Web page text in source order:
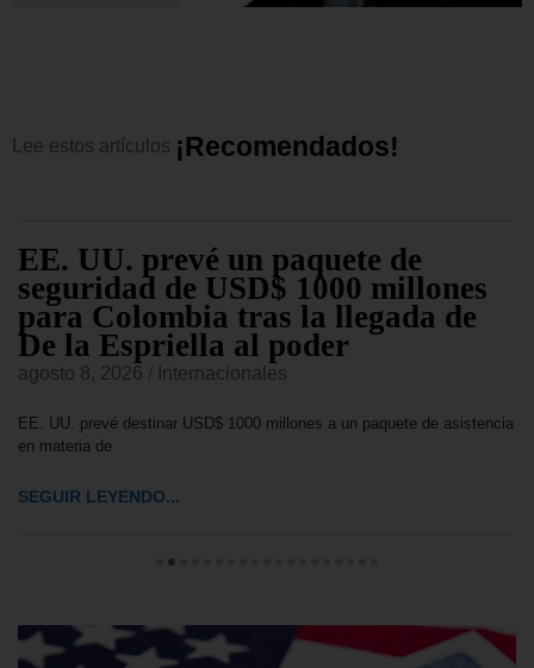
Lee estos artículos ¡Recomend ad os!
EE. UU. prevé un paquete de
seguridad de USD$ 1000 millones
para Colombia tras la llegada de
De la Espriella al poder
agosto 8, 2026 Internacionales
EE. UU. prevé destinar USD$ 1000 millones a un paquete de asistencia
en materia de
SEGUIR LEYENDO...